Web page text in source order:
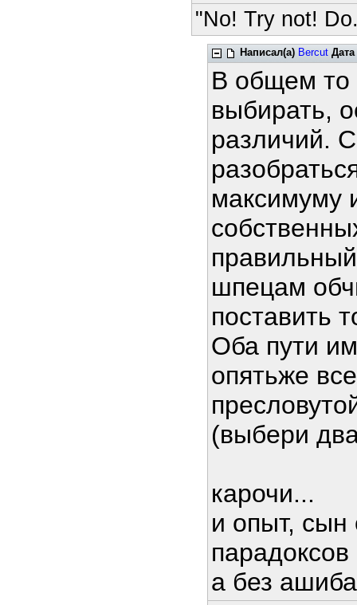
"No! Try not!
Написал(а) Bercut Дата
В общем то
выбирать,
различий.
максимуму
шпецам
поставить
Оба пути
опятьже
(выбери
карочи...
и опыт, сын
а без